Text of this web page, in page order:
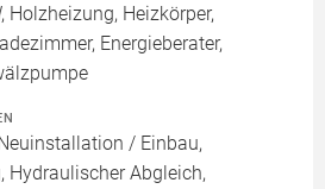
Holzheizung, Heizkörper,
Energieberater,
/ Einbau,
Hydraulischer Abgleich,